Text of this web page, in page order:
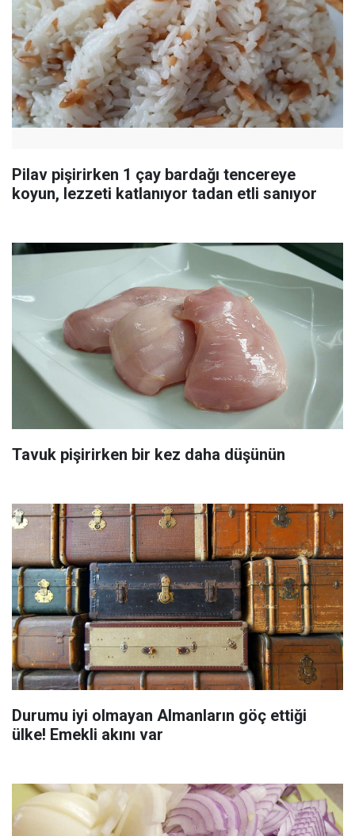
Pilav pişirirken 1 çay bardağı tencereye
koyun, lezzeti katlanıyor tadan etli sanıyor
Tavuk pişirirken bir kez daha düşünün
Durumu iyi olmayan Almanların göç ettiği
ülke! Emekli akını var